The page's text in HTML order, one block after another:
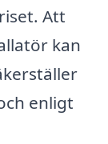
Att
kan
enligt